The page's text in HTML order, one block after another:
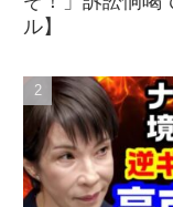
ル】